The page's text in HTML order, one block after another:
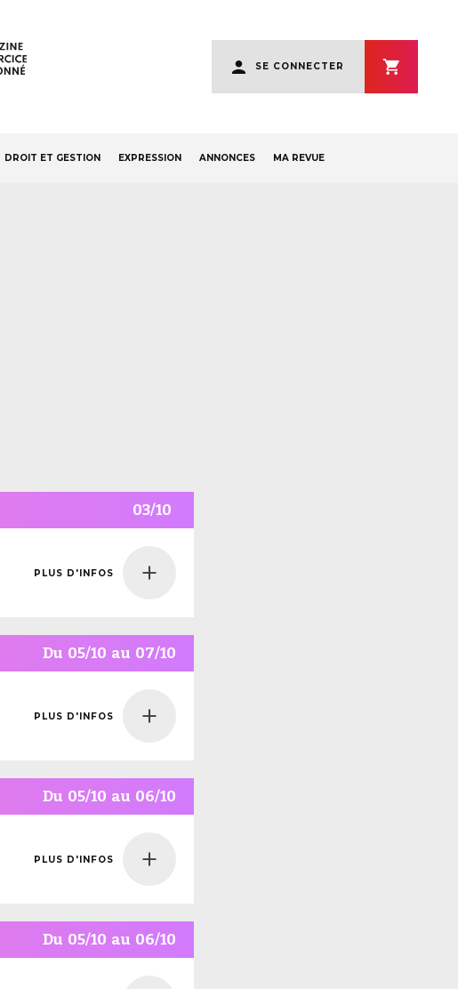
account
menu
SE CONNECTER
DROIT ET GESTION EXPRESSION ANNONCES MA REVUE
03/10
PLUS D'INFOS
Du 05/10 au 07/10
PLUS D'INFOS
Du 05/10 au 06/10
PLUS D'INFOS
Du 05/10 au 06/10